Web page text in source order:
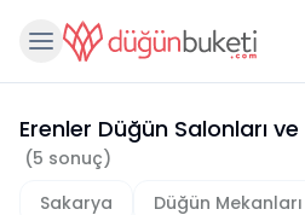
Erenler Düğün Salonları ve
(5 sonuç)
Sakarya
Düğün Mekanları